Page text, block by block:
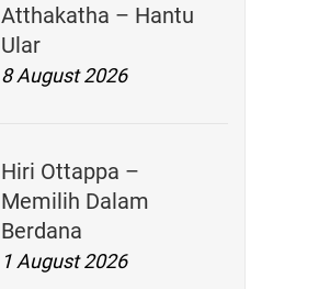
Atthakatha – Hantu
Ular
8 August 2026
Hiri Ottappa –
Memilih Dalam
Berdana
1 August 2026